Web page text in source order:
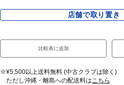
店舗で取り置き
比較表に追加
※¥5,500以上送料無料 (中古クラブは除く)
ただし沖縄・離島への配送料はこちら